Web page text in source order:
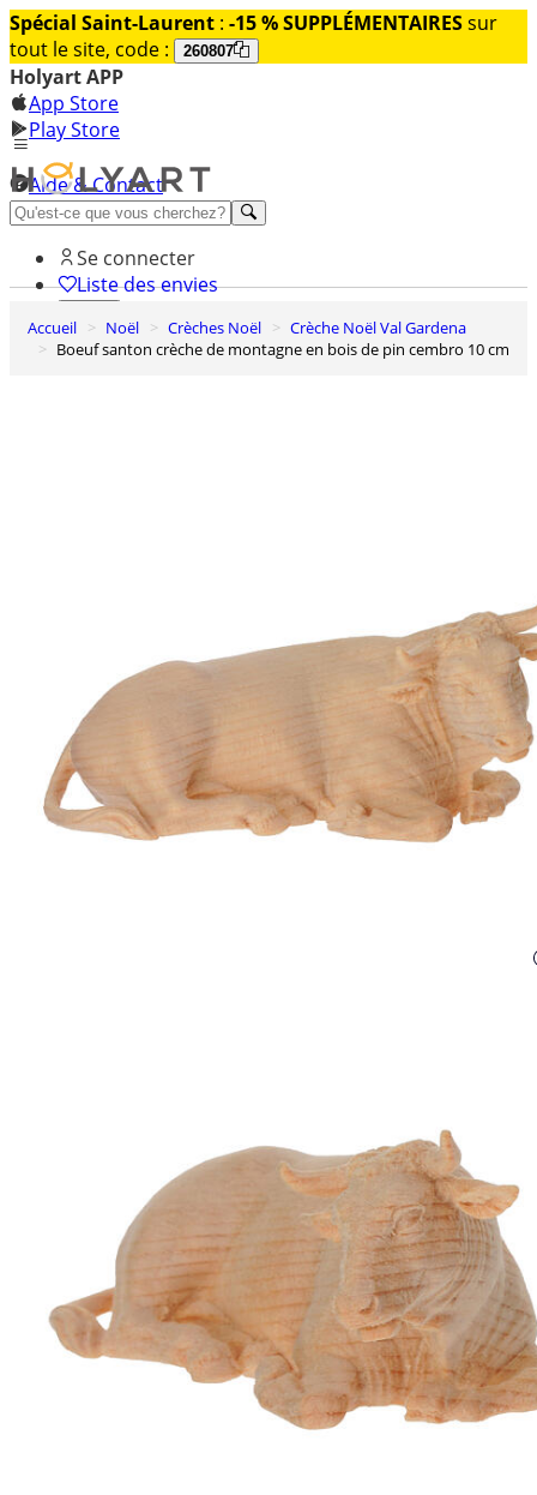
Spécial Saint-Laurent : -15 % SUPPLÉMENTAIRESsur
tout le site, code :
260807
Holyart APP
App Store
Play Store
Aide & Contact
Découvrez Premium
Se connecter
Liste des envies
0
Panier
Accueil Noël Crèches Noël
Crèche Noël Val Gardena
Boeuf santon crèche de montagne en bois de pin cembro 10 cm